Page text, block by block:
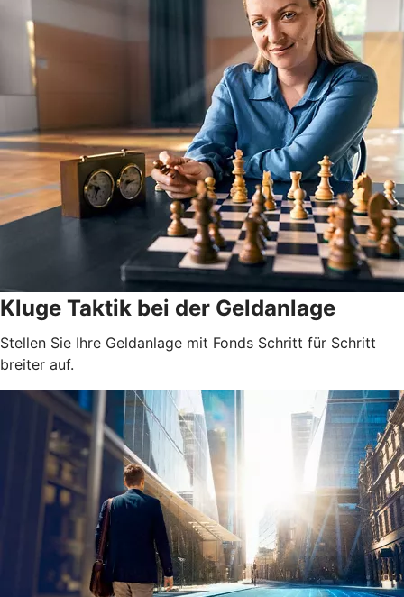
Kluge Taktik bei der Geldanlage
Stellen Sie Ihre Geldanlage mit Fonds Schritt für Schritt
breiter auf.